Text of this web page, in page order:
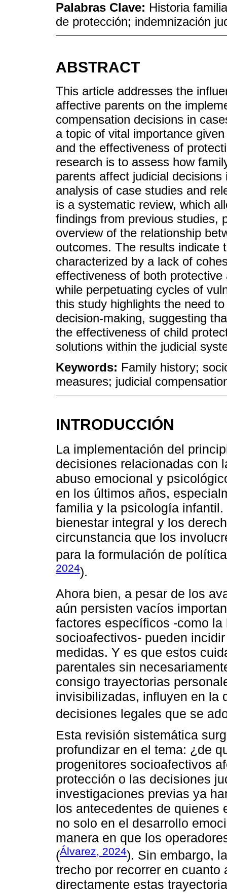
Palabras Clave: Historia
de protección; indemnización
ABSTRACT
This article addresses the
affective parents on the
compensation decisions in
a topic of vital importance
and the effectiveness of
research is to assess how
parents affect judicial
analysis of case studies and
is a systematic review, which
findings from previous studies,
overview of the relationship
outcomes. The results indicate
characterized by a lack of
effectiveness of both
while perpetuating cycles of
this study highlights the need
decision-making, suggesting
the effectiveness of child
solutions within the judicial
Keywords: Family history;
measures; judicial
INTRODUCCIÓN
La implementación del
decisiones relacionadas con
abuso emocional y
en los últimos años,
familia y la psicología
bienestar integral y los
circunstancia que los
para la formulación de
2024).
Ahora bien, a pesar de los
aún persisten vacíos
factores específicos -como
socioafectivos- pueden
medidas. Y es que estos
parentales sin
consigo trayectorias
invisibilizadas, influyen en la
decisiones legales que se
Esta revisión sistemática
profundizar en el tema: ¿de
progenitores socioafectivos
protección o las decisiones
investigaciones previas ya
los antecedentes de quienes
no solo en el desarrollo
manera en que los
(Álvarez, 2024). Sin embargo,
trecho por recorrer en
directamente estas